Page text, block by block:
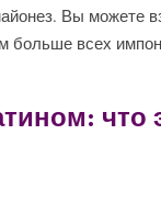
Вы можете
больше всех
что